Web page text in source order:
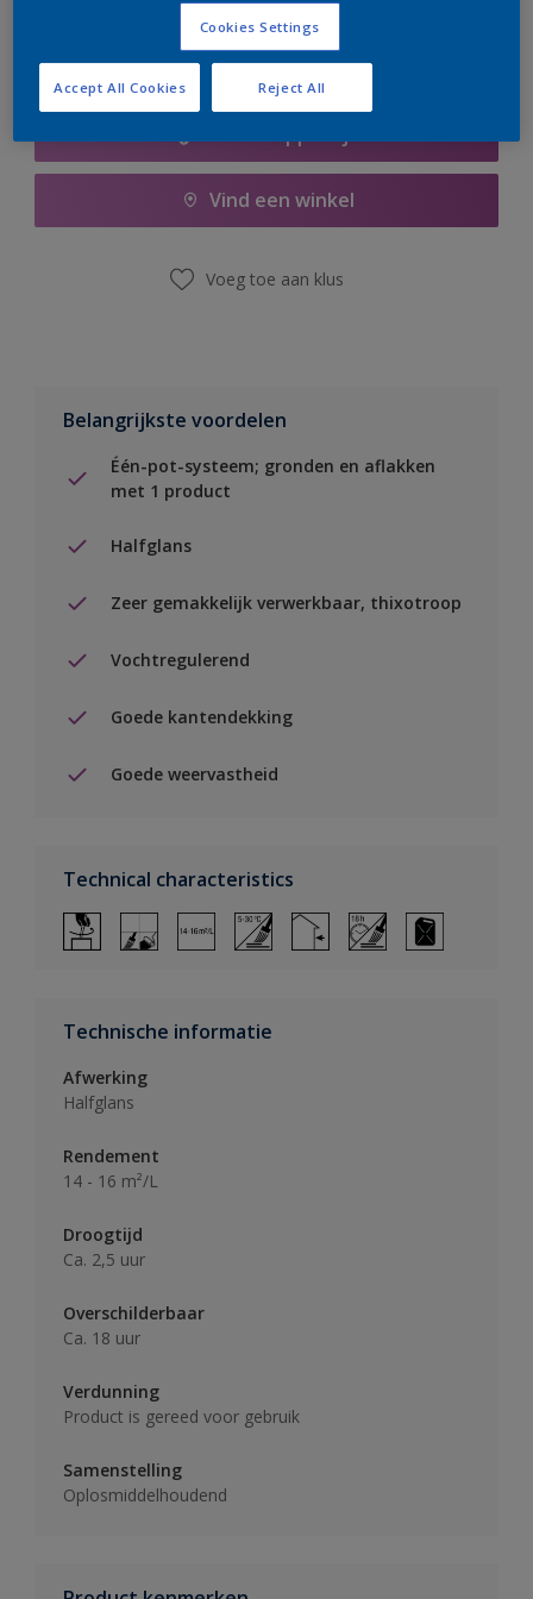
Vind een winkel
Voeg toe aan klus
Belangrijkste voordelen
Één-pot-systeem; gronden en aflakken
met 1 product
Halfglans
Zeer gemakkelijk verwerkbaar, thixotroop
Vochtregulerend
Goede kantendekking
Goede weervastheid
Technical characteristics
Technische informatie
Afwerking
Halfglans
Rendement
14 - 16 m²/L
Droogtijd
Ca. 2,5 uur
Overschilderbaar
Ca. 18 uur
Verdunning
Product is gereed voor gebruik
Samenstelling
Oplosmiddelhoudend
Cookies Settings
Reject All
Accept All Cookies